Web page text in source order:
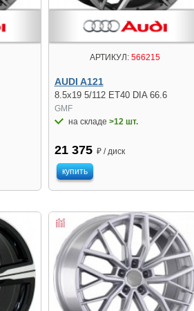
АРТИКУЛ: 566215
AUDI A121
8.5x19 5/112 ET40 DIA 66.6
GMF
на складе >12 шт.
21 375 ₽ / диск
купить